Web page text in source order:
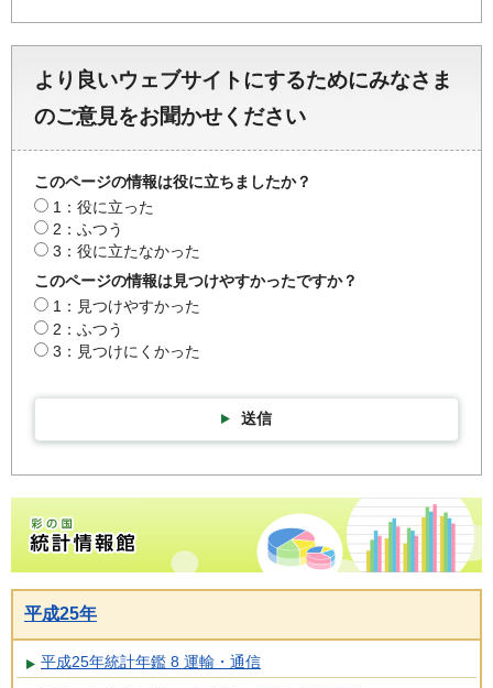
より良いウェブサイトにするためにみなさま
のご意見をお聞かせください
このページの情報は役に立ちましたか？
1：役に立った
2：ふつう
3：役に立たなかった
このページの情報は見つけやすかったですか？
1：見つけやすかった
2：ふつう
3：見つけにくかった
送信
彩の国統計情報館トップページ
平成25年
平成25年統計年鑑 8 運輸・通信